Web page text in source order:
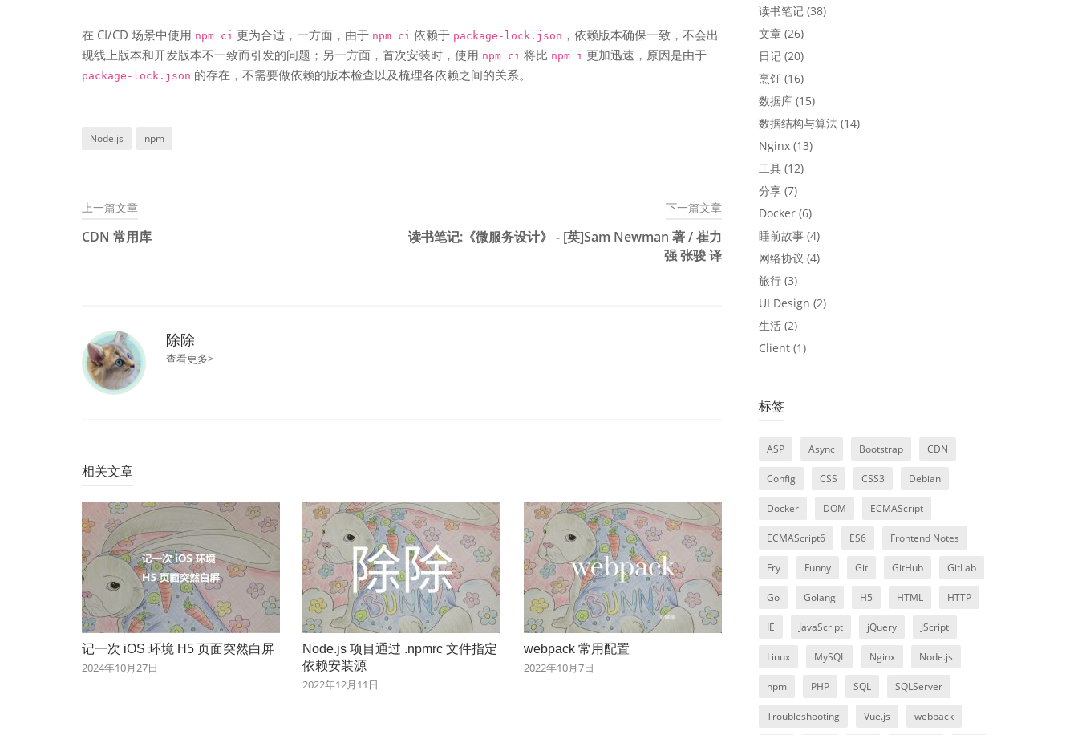
在 CI/CD 场景中使用 npm ci 更为合适，一方面，由于 npm ci 依赖于 package-lock.json ，依赖版本确保一致，不会出
现线上版本和开发版本不一致而引发的问题；另一方面，首次安装时，使用 npm ci 将比 npm i 更加迅速，原因是由于
package-lock.json 的存在，不需要做依赖的版本检查以及梳理各依赖之间的关系。
Node.js npm
文
章
上一篇文章
CDN 常用库
下一篇文章
读书笔记:《微服务设计》 - [英]Sam Newman 著 / 崔力
强 张骏 译
除除
查看更多>
相关文章
记一次 iOS 环境 H5 页面突然白屏
2024年10月27日
Node.js 项目通过 .npmrc 文件指定
依赖安装源
2022年12月11日
webpack 常用配置
2022年10月7日
读书笔记(38)
文章(26)
日记(20)
烹饪(16)
数据库(15)
数据结构与算法(14)
Nginx(13)
工具(12)
分享(7)
Docker(6)
睡前故事(4)
网络协议 (4)
旅行(3)
UI Design (2)
生活(2)
Client(1)
标签
ASP Async Bootstrap CDN
Config CSS CSS3 Debian
Docker DOM ECMAScript
ECMAScript6 ES6 Frontend Notes
Fry Funny Git GitHub GitLab
Go Golang H5 HTML HTTP
IE JavaScript jQuery JScript
Linux MySQL Nginx Node.js
npm PHP SQL SQLServer
Troubleshooting Vue.js webpack